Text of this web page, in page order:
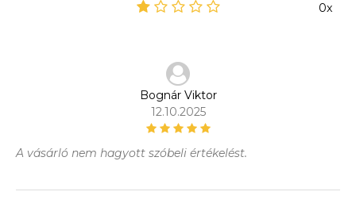
0x
Bognár Viktor
12.10.2025
A vásárló nem hagyott szóbeli értékelést.